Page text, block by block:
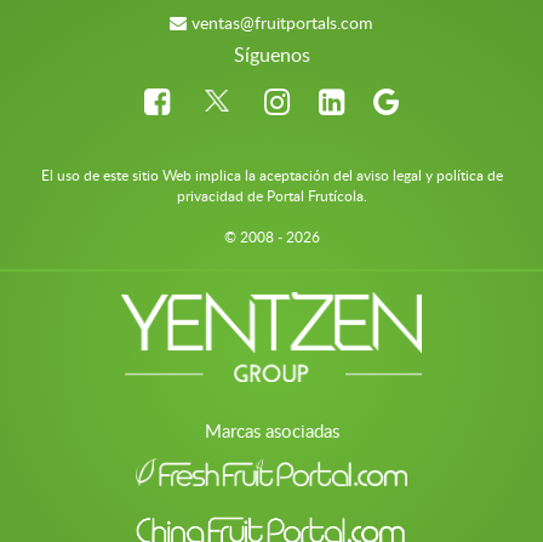
ventas@fruitportals.com
Síguenos
El uso de este sitio Web implica la aceptación del aviso legal y política de
privacidad de Portal Frutícola.
© 2008 - 2026
Marcas asociadas